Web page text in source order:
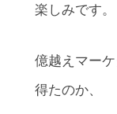
楽しみです。
億越えマー
得たのか、